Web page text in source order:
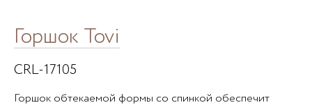
Горшок Tovi
CRL-17105
Горшок обтекаемой формы со спинкой обеспечит